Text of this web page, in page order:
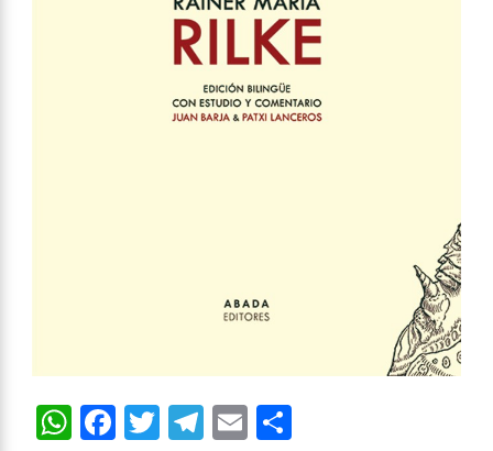
WhatsApp
Facebook
Twitter
Telegram
Email